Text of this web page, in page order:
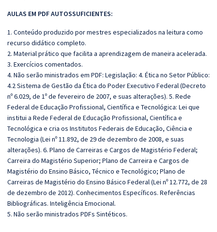
AULAS EM PDF AUTOSSUFICIENTES:
1. Conteúdo produzido por mestres especializados na leitura como
recurso didático completo.
2. Material prático que facilita a aprendizagem de maneira acelerada.
3. Exercícios comentados.
4. Não serão ministrados em PDF: Legislação: 4. Ética no Setor Público:
4.2 Sistema de Gestão da Ética do Poder Executivo Federal (Decreto
nº 6.029, de 1º de fevereiro de 2007, e suas alterações). 5. Rede
Federal de Educação Profissional, Científica e Tecnológica: Lei que
institui a Rede Federal de Educação Profissional, Científica e
Tecnológica e cria os Institutos Federais de Educação, Ciência e
Tecnologia (Lei nº 11.892, de 29 de dezembro de 2008, e suas
alterações). 6. Plano de Carreiras e Cargos de Magistério Federal;
Carreira do Magistério Superior; Plano de Carreira e Cargos de
Magistério do Ensino Básico, Técnico e Tecnológico; Plano de
Carreiras de Magistério do Ensino Básico Federal (Lei nº 12.772, de 28
de dezembro de 2012). Conhecimentos Específicos. Referências
Bibliográficas. Inteligência Emocional.
5. Não serão ministrados PDFs Sintéticos.